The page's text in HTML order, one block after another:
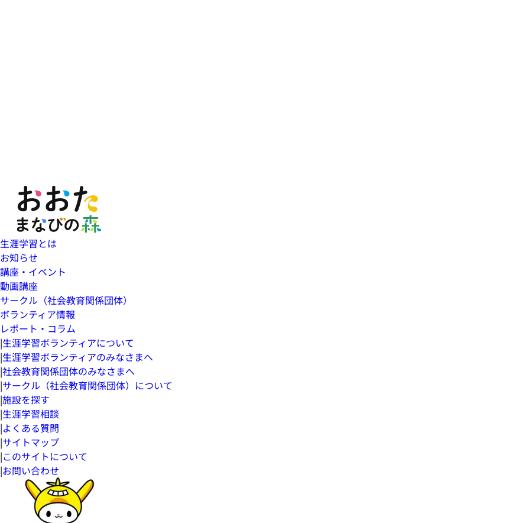
生涯学習とは
お知らせ
講座・イベント
動画講座
サークル（社会教育関係団体）
ボランティア情報
レポート・コラム
|生涯学習ボランティアについて
|生涯学習ボランティアのみなさまへ
|社会教育関係団体のみなさまへ
|サークル（社会教育関係団体）について
|施設を探す
|生涯学習相談
|よくある質問
|サイトマップ
|このサイトについて
|お問い合わせ